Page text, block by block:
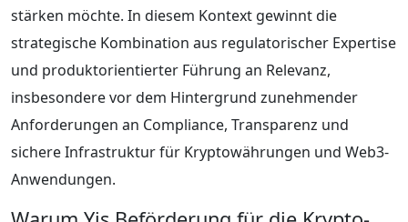
stärken möchte. In diesem Kontext gewinnt die
strategische Kombination aus regulatorischer Expertise
und produktorientierter Führung an Relevanz,
insbesondere vor dem Hintergrund zunehmender
Anforderungen an Compliance, Transparenz und
sichere Infrastruktur für Kryptowährungen und Web3-
Anwendungen.